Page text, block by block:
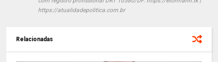
https://atualidadepolitica.com.br
Relacionadas